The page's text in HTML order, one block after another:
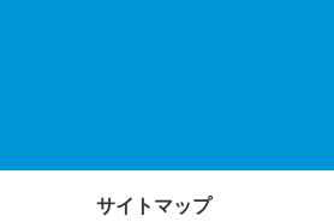
サイトマップ